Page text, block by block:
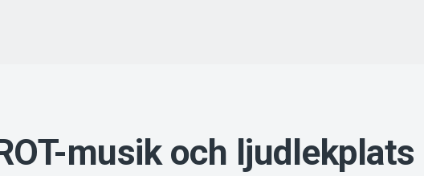
musik och ljudlekplats